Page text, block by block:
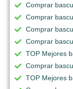
Comprar
Comprar
Comprar
Comprar
TOP Mejores
Comprar
TOP Mejores